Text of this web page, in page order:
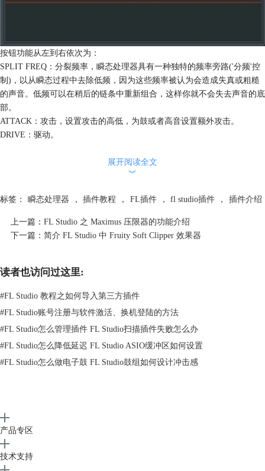
按钮功能从左到右依次为：
SPLIT FREQ：分裂频率，瞬态处理器具有一种独特的频率旁路('分频'控
制)，以从瞬态过程中去除低频，因为这些频率被认为会造成失真或粗糙
的声音。低频可以在稍后的链条中重新组合，这样你就不会失去声音的底
部。
ATTACK：攻击，设置攻击的高低，为鼓或者高音设置额外攻击。
DRIVE：驱动。
RELEASE：释放，抑制不需要的噪音或在尾部的混响。
瞬态处理器的功能讲解就到此了，感兴趣的小伙伴可以到FL Studio 服务
中心
交流讨论。
展开阅读全文
︾
标签： 瞬态处理器 ， 插件教程 ， FL插件 ， fl studio插件 ， 插件介绍
上一篇： FL Studio 之 Maximus 压限器的功能介绍
下一篇： 简介 FL Studio 中 Fruity Soft Clipper 效果器
读者也访问过这里:
#FL Studio 教程之如何导入第三方插件
#FL Studio账号注册与软件激活、换机登陆的方法
#FL Studio怎么管理插件 FL Studio扫描插件失败怎么办
#FL Studio怎么降低延迟 FL Studio ASIO缓冲区如何设置
#FL Studio怎么做电子鼓 FL Studio鼓组如何设计冲击感
产品专区
技术支持